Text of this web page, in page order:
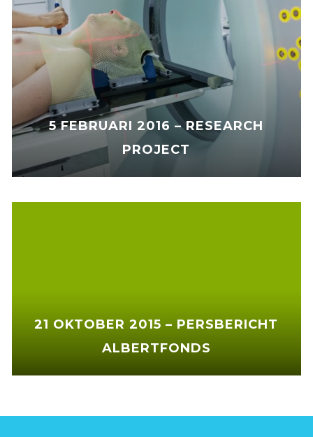
5 FEBRUARI 2016 – RESEARCH
PROJECT
21 OKTOBER 2015 – PERSBERICHT
ALBERTFONDS